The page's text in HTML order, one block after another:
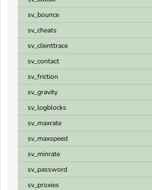
sv_bounce
sv_cheats
sv_clienttrace
sv_contact
sv_friction
sv_gravity
sv_logblocks
sv_maxrate
sv_maxspeed
sv_minrate
sv_password
sv_proxies